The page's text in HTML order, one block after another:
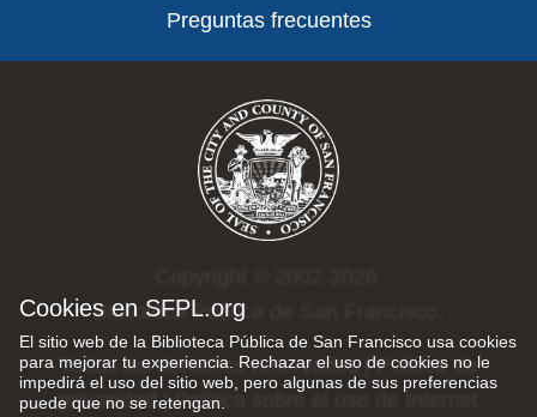
Cookies en SFPL.org
El sitio web de la Biblioteca Pública de San Francisco usa cookies
para mejorar tu experiencia. Rechazar el uso de cookies no le
impedirá el uso del sitio web, pero algunas de sus preferencias
puede que no se retengan.
Preguntas frecuentes
Biblioteca Pública de San Francisco.
Todos los derechos reservados |Política de
privacidad|Política sobre el uso de Internet